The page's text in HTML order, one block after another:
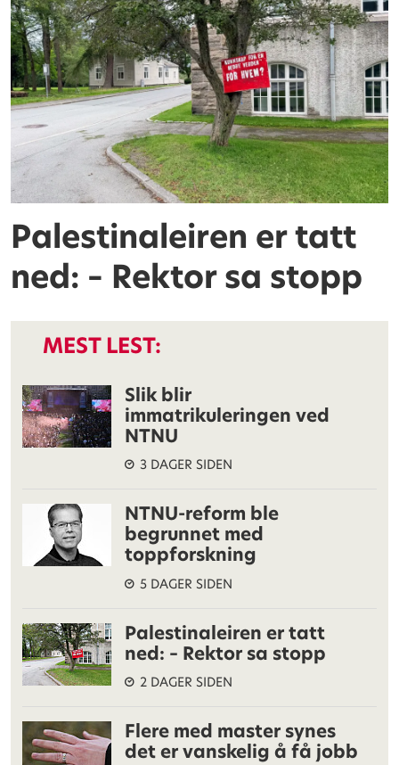
Palestinaleiren er tatt
ned: – Rektor sa stopp
MEST LEST:
Slik blir
immatrikuleringen ved
NTNU
3 DAGER SIDEN
NTNU-reform ble
begrunnet med
toppforskning
5 DAGER SIDEN
Palestinaleiren er tatt
ned: – Rektor sa stopp
2 DAGER SIDEN
Flere med master synes
det er vanskelig å få jobb